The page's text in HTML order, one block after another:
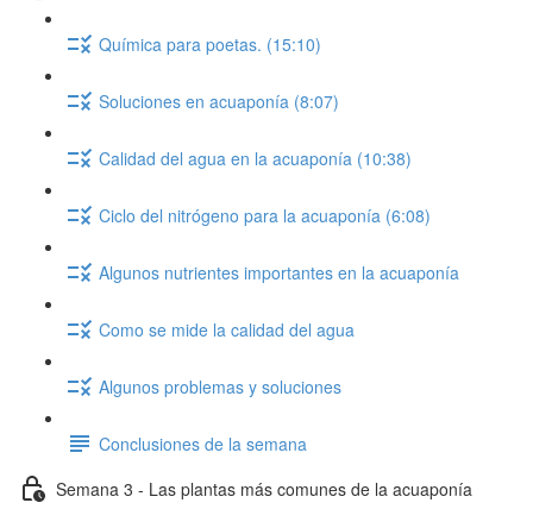
Química para poetas. (15:10)
Soluciones en acuaponía (8:07)
Calidad del agua en la acuaponía (10:38)
Ciclo del nitrógeno para la acuaponía (6:08)
Algunos nutrientes importantes en la acuaponía
Como se mide la calidad del agua
Algunos problemas y soluciones
Conclusiones de la semana
Semana 3 - Las plantas más comunes de la acuaponía